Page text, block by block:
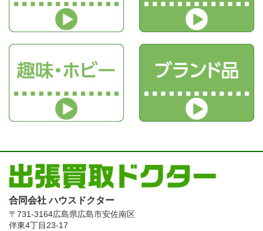
合同会社 ハウスドクター
〒731-3164広島県広島市安佐南区
伴東4丁目23-17